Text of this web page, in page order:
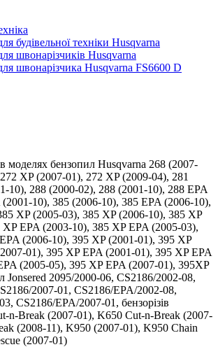
будівельної техніки Husqvarna
швонарізчиків Husqvarna
швонарізчика Husqvarna FS6600 D
моделях бензопил Husqvarna 268 (2007-
XP (2007-01), 272 XP (2009-04), 281
10), 288 (2000-02), 288 (2001-10), 288 EPA
10), 385 (2006-10), 385 EPA (2006-10),
XP (2005-03), 385 XP (2006-10), 385 XP
EPA (2003-10), 385 XP EPA (2005-03),
(2006-10), 395 XP (2001-01), 395 XP
01), 395 XP EPA (2001-01), 395 XP EPA
(2005-05), 395 XP EPA (2007-01), 395XP
Jonsered 2095/2000-06, CS2186/2002-08,
2007-01, CS2186/EPA/2002-08,
CS2186/EPA/2007-01, бензорізів
n-Break (2007-01), K650 Cut-n-Break (2007-
(2008-11), K950 (2007-01), K950 Chain
(2007-01)